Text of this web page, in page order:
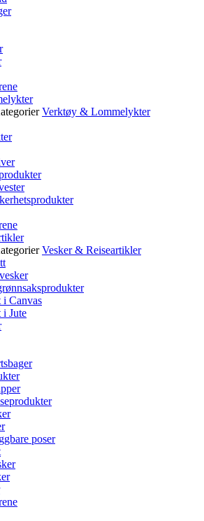
Verktøy & Lommelykter
Vesker & Reiseartikler
i Canvas
i Jute
poser